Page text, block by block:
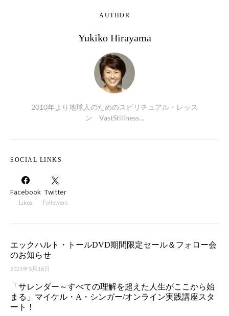
AUTHOR
Yukiko Hirayama
2010年より地球人のためのスピリチュアル・レッス
ン VastStillness…
SOCIAL LINKS
Facebook
Likes
Twitter
Followers
エックハルト・トールDVD期間限定セール＆フォロー会
のお知らせ
2023年5月16日
「サレンダー～すべての理解を超えた人生がここから始
まる」マイケル・A・シンガー/オンライン実践講座スタ
ート！